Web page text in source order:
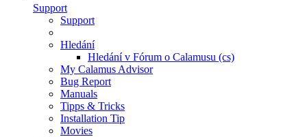
Support
Support
Hledání
Hledání v Fórum o Calamusu (cs)
My Calamus Advisor
Bug Report
Manuals
Tipps & Tricks
Installation Tip
Movies